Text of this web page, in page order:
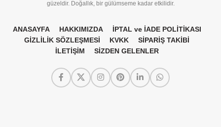
güzeldir. Doğallık, bir gülümseme kadar etkilidir.
ANASAYFA HAKKIMIZDA
İPTAL ve İADE POLİTİKASI
GİZLİLİK SÖZLEŞMESİ
KVKK
SİPARİŞ TAKİBİ
İLETİŞİM
SİZDEN GELENLER